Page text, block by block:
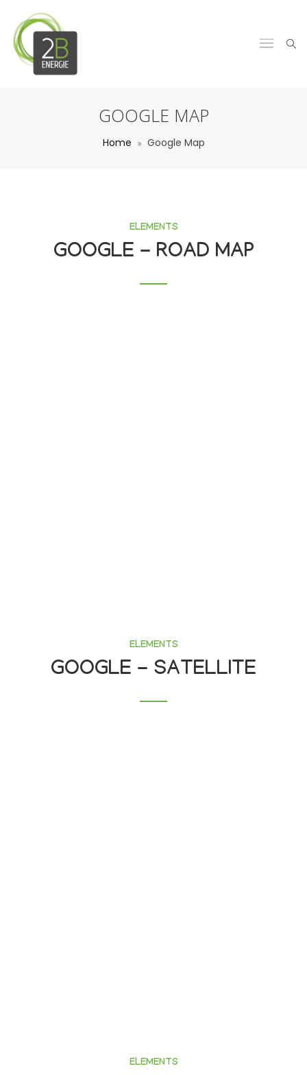
GOOGLE MAP
Home Google Map
ELEMENTS
GOOGLE - ROAD MAP
ELEMENTS
GOOGLE - SATELLITE
ELEMENTS